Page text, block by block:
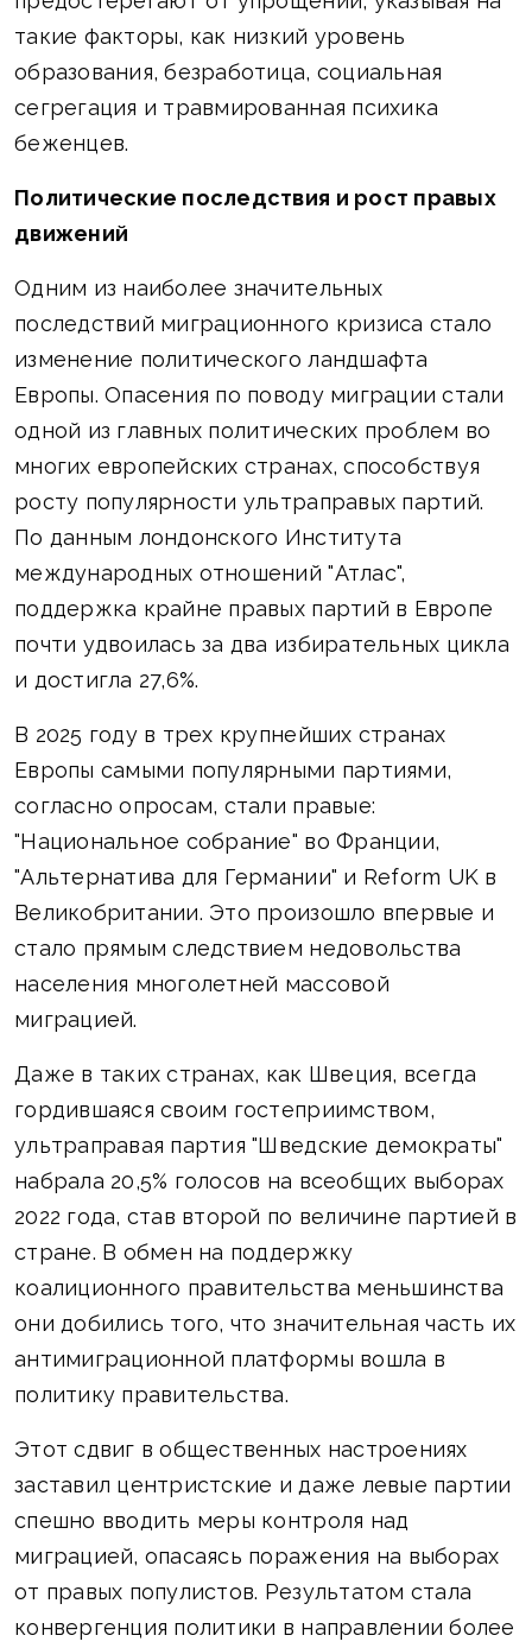
такие факторы, как низкий уровень
образования, безработица, социальная
сегрегация и травмированная психика
беженцев.
Политические последствия и рост правых
движений
Одним из наиболее значительных
последствий миграционного кризиса стало
изменение политического ландшафта
Европы. Опасения по поводу миграции стали
одной из главных политических проблем во
многих европейских странах, способствуя
росту популярности ультраправых партий.
По данным лондонского Института
международных отношений "Атлас",
поддержка крайне правых партий в Европе
почти удвоилась за два избирательных цикла
и достигла 27,6%.
В 2025 году в трех крупнейших странах
Европы самыми популярными партиями,
согласно опросам, стали правые:
"Национальное собрание" во Франции,
"Альтернатива для Германии" и Reform UK в
Великобритании. Это произошло впервые и
стало прямым следствием недовольства
населения многолетней массовой
миграцией.
Даже в таких странах, как Швеция, всегда
гордившаяся своим гостеприимством,
ультраправая партия "Шведские демократы"
набрала 20,5% голосов на всеобщих выборах
2022 года, став второй по величине партией в
стране. В обмен на поддержку
коалиционного правительства меньшинства
они добились того, что значительная часть их
антимиграционной платформы вошла в
политику правительства.
Этот сдвиг в общественных настроениях
заставил центристские и даже левые партии
спешно вводить меры контроля над
миграцией, опасаясь поражения на выборах
от правых популистов. Результатом стала
конвергенция политики в направлении более